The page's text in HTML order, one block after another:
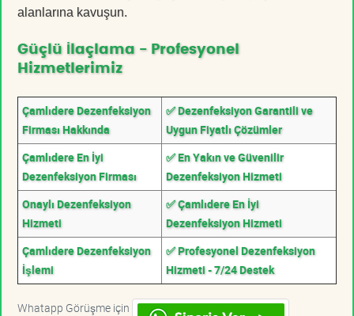
alanlarına kavuşun.
Güçlü İlaçlama - Profesyonel
Hizmetlerimiz
Çamlıdere Dezenfeksiyon
Firması Hakkında
✅ Dezenfeksiyon Garantili ve
Uygun Fiyatlı Çözümler
Çamlıdere En İyi
Dezenfeksiyon Firması
✅ En Yakın ve Güvenilir
Dezenfeksiyon Hizmeti
Onaylı Dezenfeksiyon
Hizmeti
✅ Çamlıdere En İyi
Dezenfeksiyon Hizmeti
Çamlıdere Dezenfeksiyon
İşlemi
✅ Profesyonel Dezenfeksiyon
Hizmeti - 7/24 Destek
Whatapp Görüşme için